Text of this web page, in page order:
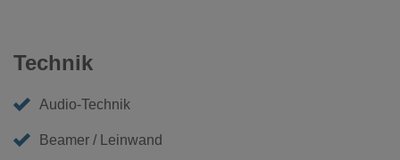
Technik
Audio-Technik
Beamer / Leinwand